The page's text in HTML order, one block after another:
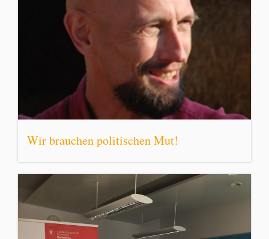
Wir brauchen politischen Mut!